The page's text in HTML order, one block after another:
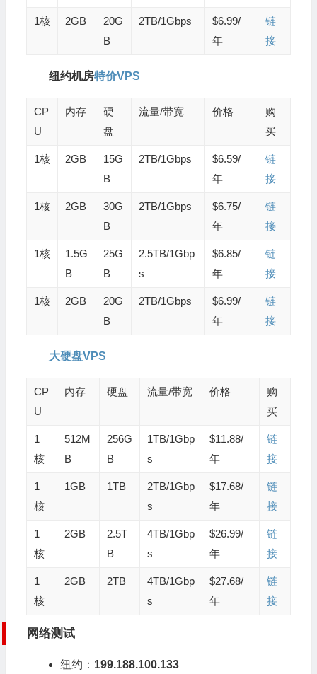
1核 2GB
20G
B
2TB/1Gbps
$6.99/
年
链
接
纽约机房特价VPS
CP
U
内存
硬
盘
流量/带宽 价格
购
买
1核 2GB
15G
B
2TB/1Gbps
$6.59/
年
链
接
1核 2GB
30G
B
2TB/1Gbps
$6.75/
年
链
接
1核
1.5G
B
25G
B
2.5TB/1Gbp
s
$6.85/
年
链
接
1核 2GB
20G
B
2TB/1Gbps
$6.99/
年
链
接
大硬盘VPS
CP
U
内存 硬盘 流量/带宽 价格
购
买
1
核
512M
B
256G
B
1TB/1Gbp
s
$11.88/
年
链
接
1
核
1GB 1TB
2TB/1Gbp
s
$17.68/
年
链
接
1
核
2GB
2.5T
B
4TB/1Gbp
s
$26.99/
年
链
接
1
核
2GB 2TB
4TB/1Gbp
s
$27.68/
年
链
接
网络测试
纽约： 199.188.100.133